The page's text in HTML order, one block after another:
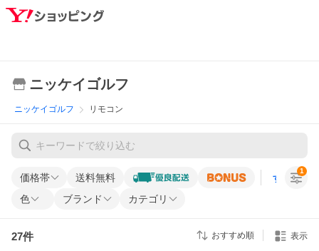
ニッケイゴルフ
ニッケイゴルフ リモコン
価格帯 送料無料 すべての条
色 ブランド カテゴリ
1
27件 おすすめ順 表示